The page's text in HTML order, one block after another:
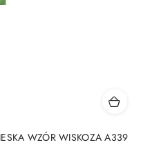
WZÓR WISKOZA A339